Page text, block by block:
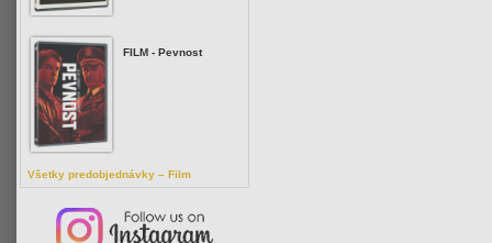
FILM - Pevnost
Všetky predobjednávky – Film